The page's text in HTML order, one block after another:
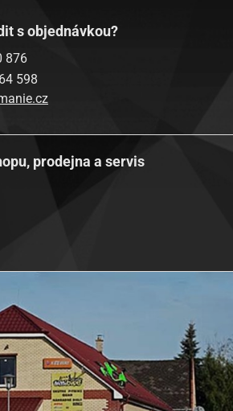
s objednávkou?
876
598
prodejna a servis